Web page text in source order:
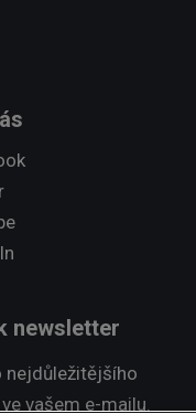
newsletter
nejdůležitějšího
vašem e-mailu.